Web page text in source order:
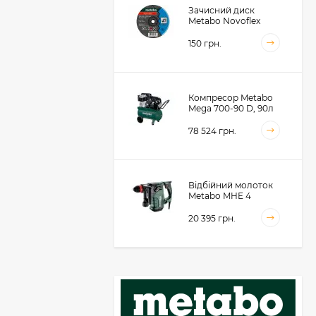
Зачисний диск
Metabo Novoflex
(616468000)
150 грн.
Компресор Metabo
Mega 700-90 D, 90л
78 524 грн.
Відбійний молоток
Metabo MHE 4
20 395 грн.
фрезер для обробки
металевих крайок
Metabo KFMVB 18 LTX
50 104 грн.